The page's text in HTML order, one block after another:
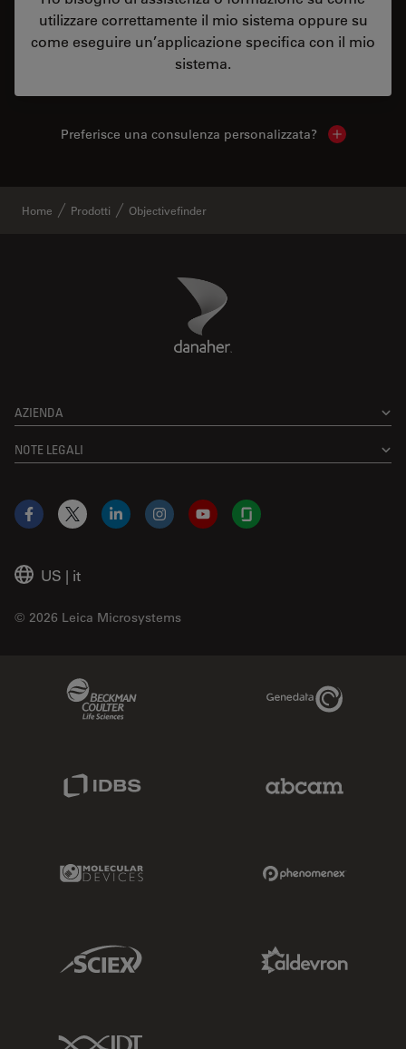
utilizzare correttamente il mio sistema oppure su
come eseguire un’applicazione specifica con il mio
sistema.
Preferisce una consulenza personalizzata? Show local
Home Prodotti Objectivefinder
Danaher Logo
AZIENDA
NOTE LEGALI
US | it
© 2026 Leica Microsystems
Facebook
X LinkedInInstagramYouTubeGlassdoor
Genedata Link
Molecular Devices Link
Sciex Link
IDT Link